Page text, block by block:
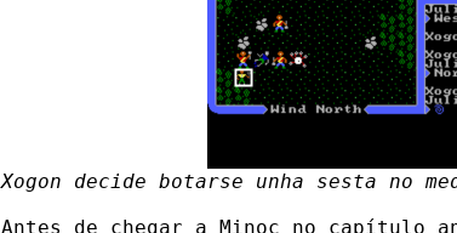
Xogon decide botarse unha sesta no
Antes de chegar a Minoc no capítulo